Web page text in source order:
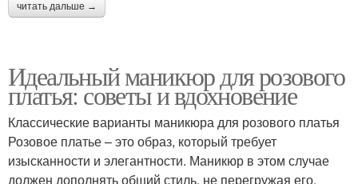
читать дальше →
Идеальный маникюр для розового
платья: советы и вдохновение
Классические варианты маникюра для розового платья
Розовое платье – это образ, который требует
изысканности и элегантности. Маникюр в этом случае
должен дополнять общий стиль, не перегружая его.